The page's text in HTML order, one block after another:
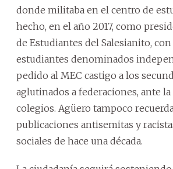
donde militaba en el centro de
hecho, en el año 2017, como
de Estudiantes del Salesianito,
estudiantes denominados
pedido al MEC castigo a los
aglutinados a federaciones, ante
colegios. Agüero tampoco
publicaciones antisemitas y
sociales de hace una década.